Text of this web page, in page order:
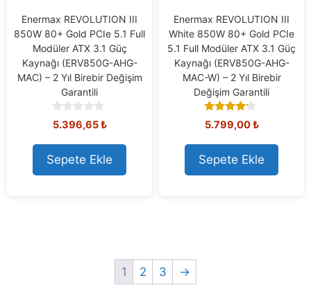
Enermax REVOLUTION III
850W 80+ Gold PCIe 5.1 Full
Modüler ATX 3.1 Güç
Kaynağı (ERV850G-AHG-
MAC) – 2 Yıl Birebir Değişim
Garantili
0
o
u
t
o
f
5.396,65₺
Sepete Ekle
Enermax REVOLUTION III
White 850W 80+ Gold PCIe
5.1 Full Modüler ATX 3.1 Güç
Kaynağı (ERV850G-AHG-
MAC-W) – 2 Yıl Birebir
Değişim Garantili
4.00
out of 5
5.799,00₺
Sepete Ekle
1 2 3 →